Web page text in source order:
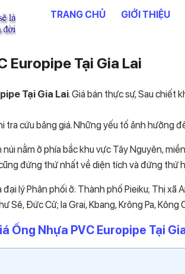
TRANG CHỦ GIỚI THIỆU
Europipe Tại Gia Lai
Tại Gia Lai. Giá bán thực sự, Sau chiết
tra cứu bảng giá. Những yếu tố ảnh hưởng
nằm ở phía bắc khu vực Tây Nguyên,
đứng thứ nhất về diện tích và đứng thứ
đại lý Phân phối ở: Thành phố Pieiku; Thị xã
Sê, Đức Cử; Ia Grai, Kbang, Krông Pa, Kông
Ống Nhựa PVC Europipe Tại